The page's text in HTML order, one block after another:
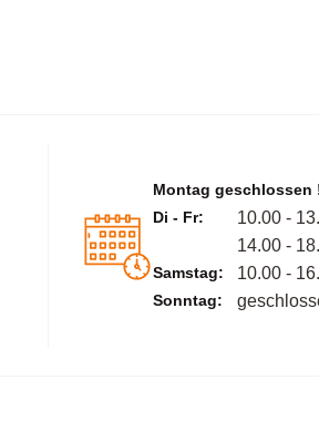
Montag geschlossen
Di - Fr:
10.00 -
14.00 -
Samstag: 10.00 -
Sonntag: